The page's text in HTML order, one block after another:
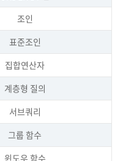
조인
표준조인
집합연산자
계층형 질의
서브쿼리
그룹 함수
윈도우 함수